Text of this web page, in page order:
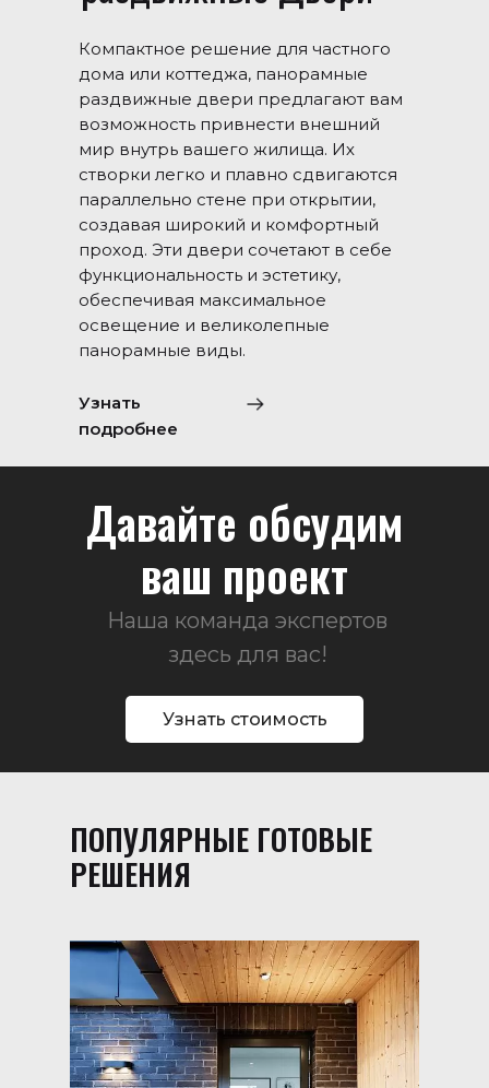
Узнать
подробнее
Компактное решение для частного
дома или коттеджа, панорамные
раздвижные двери предлагают вам
возможность привнести внешний
мир внутрь вашего жилища. Их
створки легко и плавно сдвигаются
параллельно стене при открытии,
создавая широкий и комфортный
проход. Эти двери сочетают в себе
функциональность и эстетику,
обеспечивая максимальное
освещение и великолепные
панорамные виды.
Давайте обсудим
ваш проект
Наша команда экспертов
здесь для вас!
Узнать стоимость
ПОПУЛЯРНЫЕ ГОТОВЫЕ
РЕШЕНИЯ